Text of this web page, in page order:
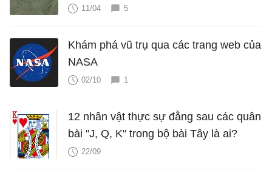
ngạc11/04 5
Khám phá vũ trụ qua các trang web của
NASA
02/10 1
12 nhân vật thực sự đằng sau các quân
bài "J, Q, K" trong bộ bài Tây là ai?
22/09